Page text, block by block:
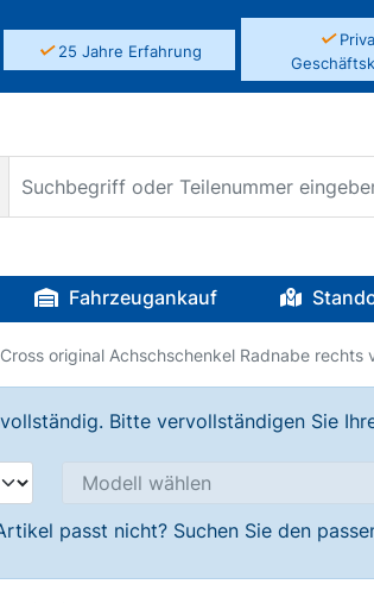
✓25 Jahre Erfahrung
✓
Fahrzeugankauf
original Achschschenkel Radnabe rechts
Bitte vervollständigen Sie
passt nicht? Suchen Sie den